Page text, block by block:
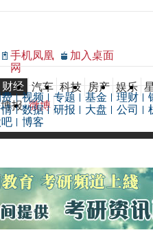
手机凤凰
网
加入桌面
财经 汽车 科技 房产 娱乐
博报 微博
视频 专题 基金 理财
数据 研报 大盘 公司
吧 博客